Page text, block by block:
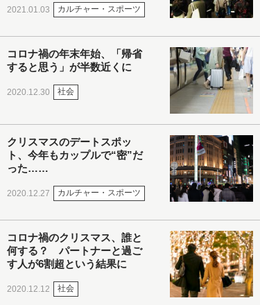
2021.01.03 カルチャー・スポーツ
コロナ禍の年末年始、「帰省
すると思う」が半数近くに
2020.12.30 社会
クリスマスのデートスポッ
ト、今年もカップルで“密”だ
った……
2020.12.27 カルチャー・スポーツ
コロナ禍のクリスマス、誰と
何する？ パートナーと過ご
す人が6割超という結果に
2020.12.12 社会